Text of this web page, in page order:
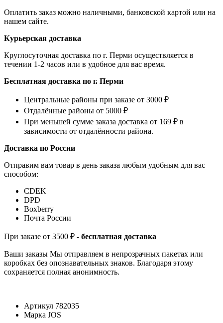
Оплатить заказ можно наличными, банковской картой или на
нашем сайте.
Курьерская доставка
Круглосуточная доставка по г. Перми осуществляется в
течении 1-2 часов или в удобное для вас время.
Бесплатная доставка по г. Перми
Центральные районы при заказе от 3000 ₽
Отдалённые районы от 5000 ₽
При меньшей сумме заказа доставка от 169 ₽ в
зависимости от отдалённости района.
Доставка по России
Отправим вам товар в день заказа любым удобным для вас
способом:
СDEK
DPD
Boxberry
Почта России
При заказе от 3500 ₽ - бесплатная доставка
Ваши заказы Мы отправляем в непрозрачных пакетах или
коробках без опознавательных знаков. Благодаря этому
сохраняется полная анонимность.
Артикул 782035
Марка JOS